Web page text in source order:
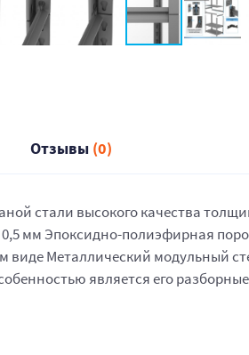
Отзывы (0)
стали высокого качества
мм Эпоксидно-полиэфирная
виде Металлический модульный
является его